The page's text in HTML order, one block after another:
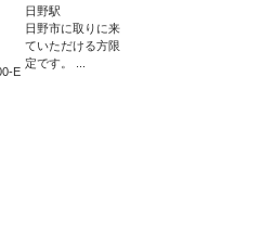
E
日野駅
日野市に取りに来
ていただける方限
定です。 ...